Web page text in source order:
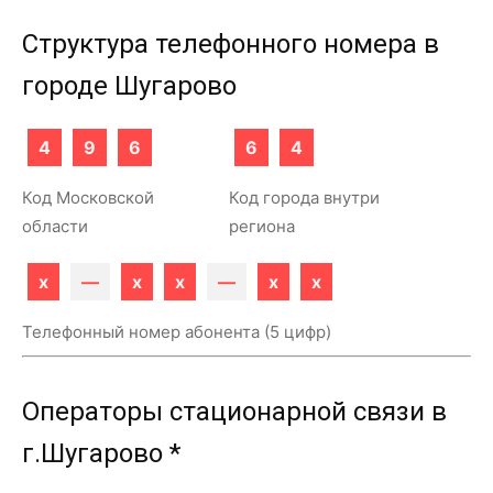
Структура телефонного номера в
городе Шугарово
4 9 6
Код Московской
области
6 4
Код города внутри
региона
x — x x — x x
Телефонный номер абонента (5 цифр)
Операторы стационарной связи в
г.Шугарово *